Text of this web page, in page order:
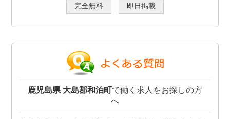
完全無料 即日掲載
鹿児島県 大島郡和泊町で働く求人をお探しの方
へ